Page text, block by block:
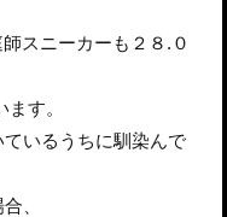
スニーカーも２８.０
す。
いるうちに馴染んで
、